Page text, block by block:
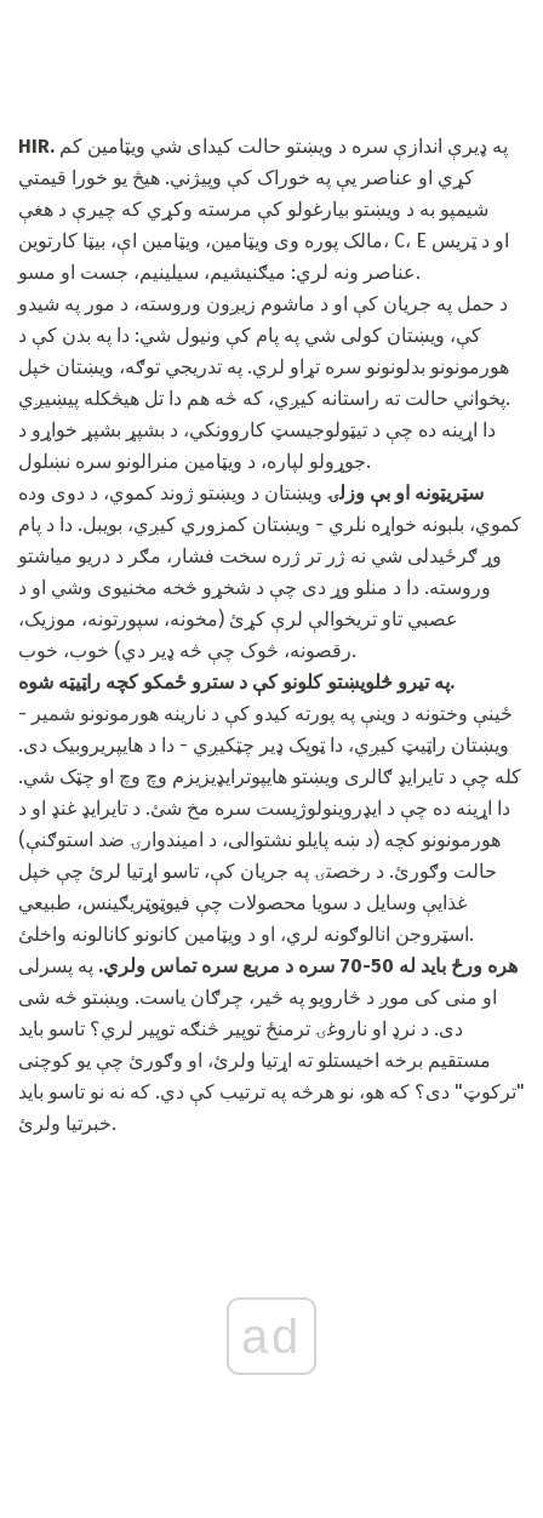
HIR.
کړي او عناصر یې په خوراک کې وپیژني. هیڅ یو خورا قیمتي
شیمپو به د ویښتو بیارغولو کې مرسته وکړي که چیرې د هغې
مالک پوره وی ویټامین، ویټامین اې، بیټا کارتوین، C، E او د ټریس
عناصر ونه لري: میګنیشیم، سیلینیم، جست او مسو.
د حمل په جریان کې او د ماشوم زیږون وروسته، د مور په شیدو
کې، ویښتان کولی شي په پام کې ونیول شي: دا په بدن کې د
هورمونونو بدلونونو سره تړاو لري. په تدریجي توګه، ویښتان خپل
پخواني حالت ته راستانه کیږي، که څه هم دا تل هیڅکله پیښیږي.
دا اړینه ده چې د تیټولوجیسټ کاروونکي، د بشپړ بشپړ خواړو د
جوړولو لپاره، د ویټامین منرالونو سره نښلول.
سټریټونه او بې وزلۍ ویښتان د ویښتو ژوند کموي، د دوی وده
کموي، بلبونه خواړه نلري - ویښتان کمزوري کیږي، بویبل. دا د پام
وړ ګرځیدلی شي نه ژر تر ژره سخت فشار، مګر د دریو میاشتو
وروسته. دا د منلو وړ دی چې د شخړو څخه مخنیوی وشي او د
عصبي تاو تریخوالې لرې کړئ (مخونه، سپورتونه، موزیک،
رقصونه، څوک چې څه ډیر دي) خوب، خوب.
په تیرو څلویښتو کلونو کې د سترو ځمکو کچه راټیټه شوه.
ځینې ​​وختونه د وینې په پورته کیدو کې د نارینه هورمونونو شمیر -
ویښتان راټیټ کیږي، دا ټوپک ډیر چټکیږي - دا د هایپریروبیک دی.
کله چې د تايرايډ ګالری ویښتو هايپوترایډیزیزم وچ وچ او چټک شي.
دا اړینه ده چې د ایډروینولوژیست سره مخ شئ. د تايرايډ غنډ او د
هورمونونو کچه (د ښه پايلو نشتوالی، د اميندوارۍ ضد استوګنې)
حالت وګورئ. د رخصتۍ په جریان کې، تاسو اړتیا لرئ چې خپل
غذایې وسایل د سویا محصولات چې فیوټوټریګینس، طبیعي
اسټروجن انالوګونه لري، او د ویټامین کانونو کانالونه واخلئ.
هره ورځ باید له 50-70 سره د مربع سره تماس ولري.
په پسرلی
او منی کی موږ د څارویو په څیر، چرګان یاست. ویښتو څه شی
دی. د نرډ او ناروغۍ ترمنځ توپیر څنګه توپیر لري؟ تاسو باید
مستقیم برخه اخیستلو ته اړتیا ولرئ، او وګورئ چې یو کوچنی
"ترکوټ" دی؟ که هو، نو هرڅه په ترتیب کې دي. که نه نو تاسو باید
خبرتیا ولرئ.
ad